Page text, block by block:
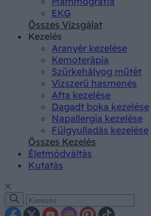
EKG
Összes Vizsgálat
Kezelés
Aranyér kezelése
Kemoterápia
Szürkehályog műtét
Vízszerű hasmenés
Afta kezelése
Dagadt boka kezelése
Napallergia kezelése
Fülgyulladás kezelése
Összes Kezelés
Életmódváltás
Kutatás